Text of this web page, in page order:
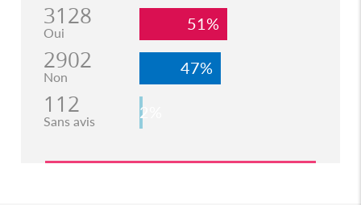
3128
Oui 51%
2902
Non 47%
112
Sans avis 2%